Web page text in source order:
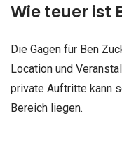
Wie teuer ist
Die Gagen für Ben
Location und
private Auftritte kann
Bereich liegen.